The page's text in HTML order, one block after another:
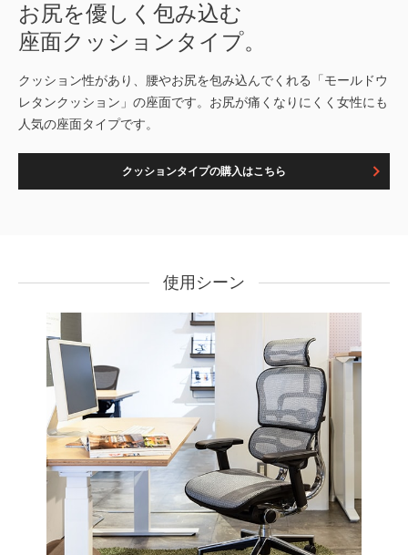
お尻を優しく包み込む
座面クッションタイプ。
クッション性があり、腰やお尻を包み込んでくれる「モールドウ
レタンクッション」の座面です。お尻が痛くなりにくく女性にも
人気の座面タイプです。
クッションタイプの購入はこちら
使用シーン